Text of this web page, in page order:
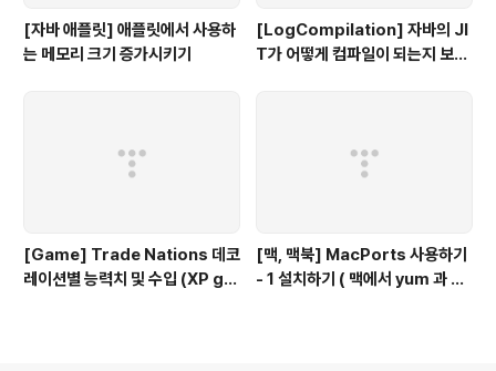
[자바 애플릿] 애플릿에서 사용하
는 메모리 크기 증가시키기
[LogCompilation] 자바의 JI
T가 어떻게 컴파일이 되는지 보고
[Game] Trade Nations 데코
레이션별 능력치 및 수입 (XP gol
[맥, 맥북] MacPorts 사용하기
- 1 설치하기 ( 맥에서 yum 과 같